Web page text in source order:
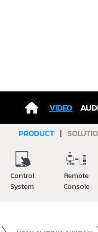
VIDEO
PRODUCT|
Control
System
Remote
Console